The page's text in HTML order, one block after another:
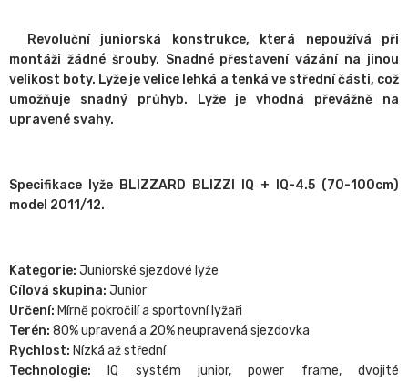
Revoluční juniorská konstrukce, která nepoužívá při
montáži žádné šrouby. Snadné přestavení vázání na jinou
velikost boty. Lyže je velice lehká a tenká ve střední části, což
umožňuje snadný průhyb. Lyže je vhodná převážně na
upravené svahy.
Specifikace lyže BLIZZARD BLIZZI IQ + IQ-4.5 (70-100cm)
model 2011/12.
Kategorie: Juniorské sjezdové lyže
Cílová skupina: Junior
Určení: Mírně pokročilí a sportovní lyžaři
Terén: 80% upravená a 20% neupravená sjezdovka
Rychlost: Nízká až střední
Technologie: IQ systém junior, power frame, dvojité